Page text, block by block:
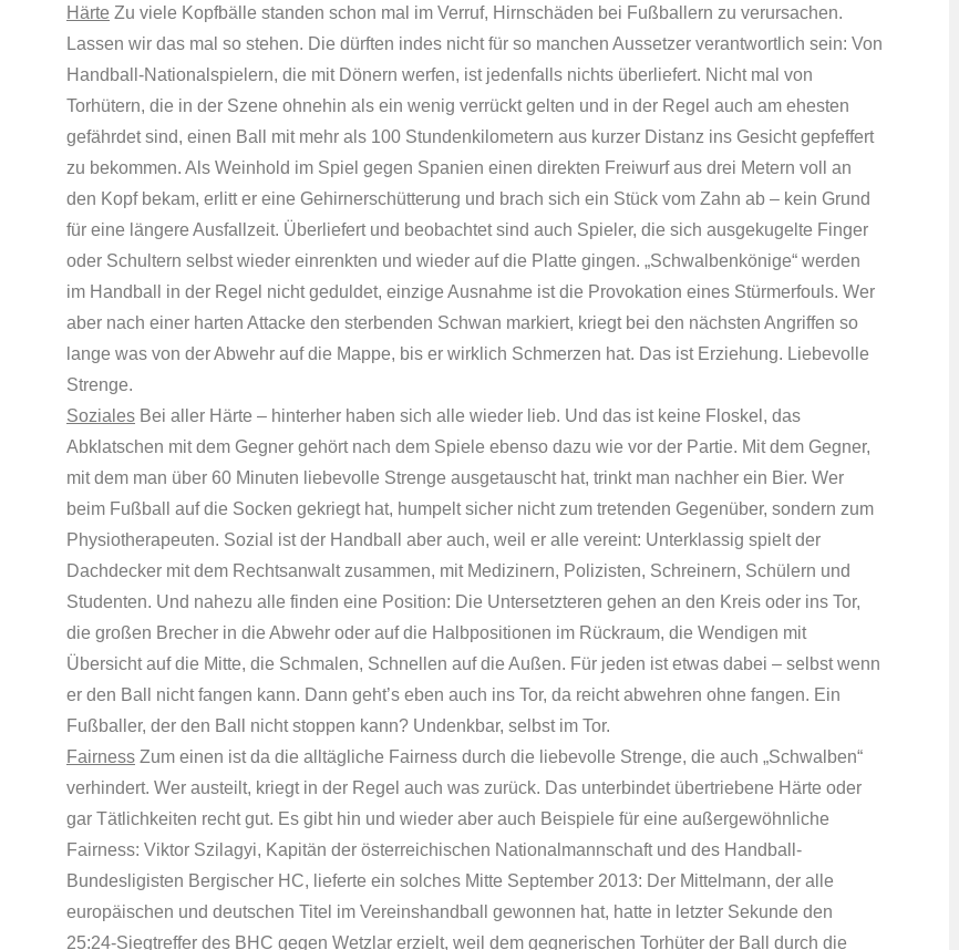
Härte Zu viele Kopfbälle standen schon mal im Verruf, Hirnschäden bei Fußballern zu verursachen.
Lassen wir das mal so stehen. Die dürften indes nicht für so manchen Aussetzer verantwortlich sein: Von
Handball-Nationalspielern, die mit Dönern werfen, ist jedenfalls nichts überliefert. Nicht mal von
Torhütern, die in der Szene ohnehin als ein wenig verrückt gelten und in der Regel auch am ehesten
gefährdet sind, einen Ball mit mehr als 100 Stundenkilometern aus kurzer Distanz ins Gesicht gepfeffert
zu bekommen. Als Weinhold im Spiel gegen Spanien einen direkten Freiwurf aus drei Metern voll an
den Kopf bekam, erlitt er eine Gehirnerschütterung und brach sich ein Stück vom Zahn ab – kein Grund
für eine längere Ausfallzeit. Überliefert und beobachtet sind auch Spieler, die sich ausgekugelte Finger
oder Schultern selbst wieder einrenkten und wieder auf die Platte gingen. „Schwalbenkönige“ werden
im Handball in der Regel nicht geduldet, einzige Ausnahme ist die Provokation eines Stürmerfouls. Wer
aber nach einer harten Attacke den sterbenden Schwan markiert, kriegt bei den nächsten Angriffen so
lange was von der Abwehr auf die Mappe, bis er wirklich Schmerzen hat. Das ist Erziehung. Liebevolle
Strenge.
Soziales Bei aller Härte – hinterher haben sich alle wieder lieb. Und das ist keine Floskel, das
Abklatschen mit dem Gegner gehört nach dem Spiele ebenso dazu wie vor der Partie. Mit dem Gegner,
mit dem man über 60 Minuten liebevolle Strenge ausgetauscht hat, trinkt man nachher ein Bier. Wer
beim Fußball auf die Socken gekriegt hat, humpelt sicher nicht zum tretenden Gegenüber, sondern zum
Physiotherapeuten. Sozial ist der Handball aber auch, weil er alle vereint: Unterklassig spielt der
Dachdecker mit dem Rechtsanwalt zusammen, mit Medizinern, Polizisten, Schreinern, Schülern und
Studenten. Und nahezu alle finden eine Position: Die Untersetzteren gehen an den Kreis oder ins Tor,
die großen Brecher in die Abwehr oder auf die Halbpositionen im Rückraum, die Wendigen mit
Übersicht auf die Mitte, die Schmalen, Schnellen auf die Außen. Für jeden ist etwas dabei – selbst wenn
er den Ball nicht fangen kann. Dann geht’s eben auch ins Tor, da reicht abwehren ohne fangen. Ein
Fußballer, der den Ball nicht stoppen kann? Undenkbar, selbst im Tor.
Fairness Zum einen ist da die alltägliche Fairness durch die liebevolle Strenge, die auch „Schwalben“
verhindert. Wer austeilt, kriegt in der Regel auch was zurück. Das unterbindet übertriebene Härte oder
gar Tätlichkeiten recht gut. Es gibt hin und wieder aber auch Beispiele für eine außergewöhnliche
Fairness: Viktor Szilagyi, Kapitän der österreichischen Nationalmannschaft und des Handball-
Bundesligisten Bergischer HC, lieferte ein solches Mitte September 2013: Der Mittelmann, der alle
europäischen und deutschen Titel im Vereinshandball gewonnen hat, hatte in letzter Sekunde den
25:24-Siegtreffer des BHC gegen Wetzlar erzielt, weil dem gegnerischen Torhüter der Ball durch die